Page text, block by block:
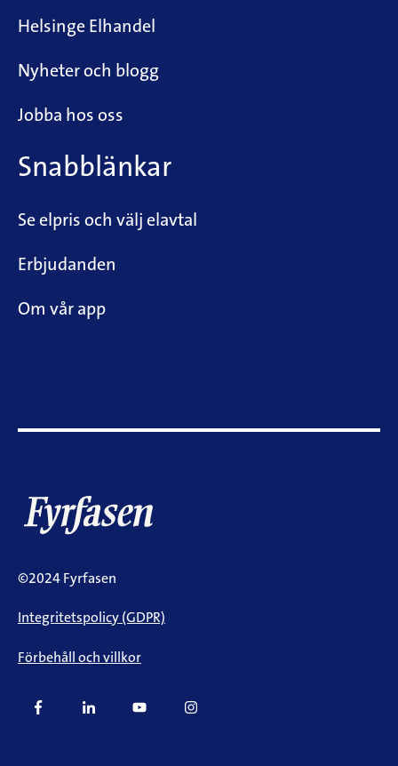
Helsinge Elhandel
Nyheter och blogg
Jobba hos oss
Snabblänkar
Se elpris och välj elavtal
Erbjudanden
Om vår app
©2024 Fyrfasen
Integritetspolicy (GDPR)
Förbehåll och villkor